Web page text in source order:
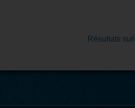
Résultats